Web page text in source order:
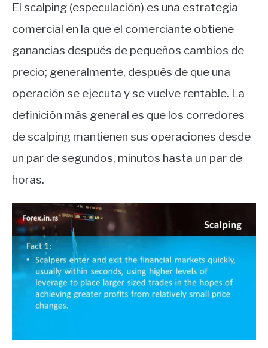
CONTACT
El scalping (especulación) es una estrategia
comercial en la que el comerciante obtiene
ganancias después de pequeños cambios de
precio; generalmente, después de que una
operación se ejecuta y se vuelve rentable. La
definición más general es que los corredores
de scalping mantienen sus operaciones desde
un par de segundos, minutos hasta un par de
horas.